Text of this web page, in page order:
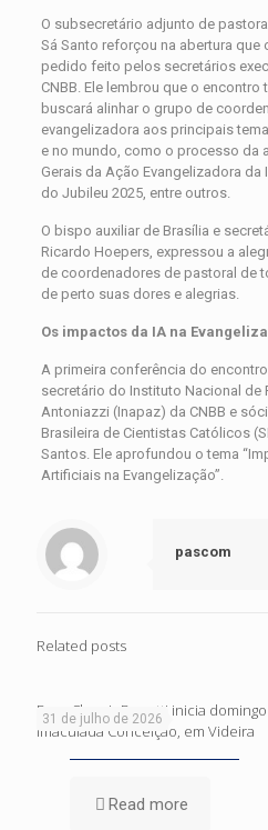
O subsecretário adjunto de
Sá Santo reforçou na abertura que
pedido feito pelos secretários
CNBB. Ele lembrou que o
buscará alinhar o grupo de
evangelizadora aos principais
e no mundo, como o processo da
Gerais da Ação Evangelizadora
do Jubileu 2025, entre outros.
O bispo auxiliar de Brasília e
Ricardo Hoepers, expressou a
de coordenadores de pastoral de
de perto suas dores e alegrias.
Os impactos da IA na
A primeira conferência do
secretário do Instituto Nacional de
Antoniazzi (Inapaz) da CNBB e
Brasileira de Cientistas Católicos
Santos. Ele aprofundou o tema
Artificiais na Evangelização”.
pascom
Related posts
31 de julho de 2026
Dom Cleocir Bonetti inicia
Imaculada Conceição, em Videira
Read more